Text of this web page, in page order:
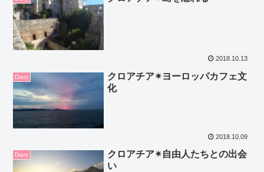
2018.10.13
Diary
クロアチア✴ヨーロッパカフェ文
化
2018.10.09
Diary
クロアチア✴自由人たちとの出会
い